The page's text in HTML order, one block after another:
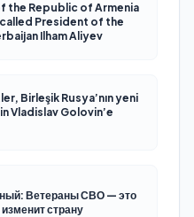
the Republic of Armenia
called President of the
Ilham Aliyev
Birleşik Rusya’nın yeni
Vladislav Golovin’e
Ветераны СВО — это
страну